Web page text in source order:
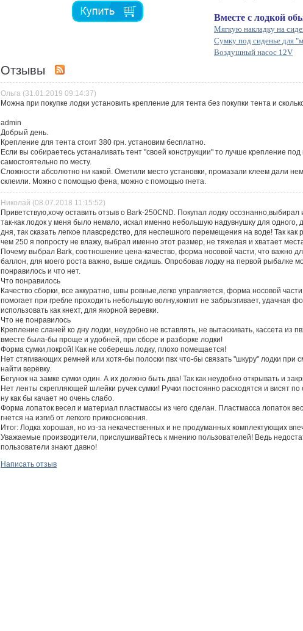
Вместе с лодкой
Мягкую накладку на
Сумку под сиденье для
Воздушный насос 12V
Отзывы
Ольга (31.01.2019 09:14:37)
Можна при покупке лодки установить крепление для тента без покупки тента и
admin
Добрый день.
Крепление для тента стоит 380 грн. установим бесплатно.
Если вы собираетесь устаналивать тент "своей конструкции" то лучше крепление под
самостоятельно по месту.
Сложности абсолютно ни какой. Ометили место установки, промазали клеем дали
склеили. Можно с помощью фена, можно с помощью гнета.
Николай (08.07.2018 11:15:52)
Приветствую,хочу оставить отзыв о Bark-250CND. Покупал лодку осознанно,выбирал
так-как лодок у меня было немало, искал именно небольшую надувнушку для одного,
дня, так сказать легкое плавсредство, для неспешного перемещения на воде! Так как
чем 250 я попросту не влажу, выбрал именно этот размер, не тяжелая и хватает
Почему выбрал Bark, соотношение цена-качество, форма носовой части, что важно
баллон, для моего роста важно, выше сидишь. Опробовав лодку на первой рыбалке
понравилось и что нет.
Что понравилось
Качество сборки, все аккуратно, швы ровные,легко управляется, форма носовой
помогает при гребле проходить небольшую волну,кокпит не забрызгивает, удачная
использовать как кнехт, для якорной веревки.
Что не понравилось
Крепление сланей ко дну лодки, неудобно не вставлять, не вытаскивать, кассета из
вместе была-бы проще и удобней, при сборе и разборке лодки!
Форма сумки,покрой! Как не соберешь лодку, плохо помещается!
Нет стягивающих ремней или хотя-бы полоски пвх что-бы связать "шкуру" лодки при
найти верёвку.
Бегунок на замке сумки один. А их должно быть два! Так как неудобно открывать и
Нет ленты скрепляющей шлейки ручек сумки! Ручки постоянно расходятся и висят
ну как бы качает но очень слабо.
Форма лопаток весел и материал пластмассы из чего сделан. Пластмасса лопаток
гнется на изгиб от легкого прикосновения.
Итог: Лодка хорошая, но из-за некачественных и не продуманных комплектующих
Уважаемые производители, прислушивайтесь к мнению пользователей! Ведь
пользователи знают давно!
Написать отзыв